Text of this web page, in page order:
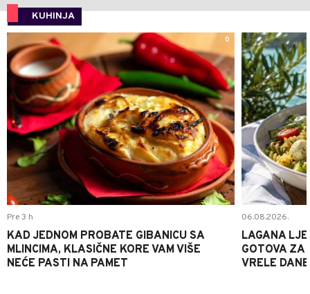
KUHINJA
0
Pre 3 h
KAD JEDNOM PROBATE GIBANICU SA
MLINCIMA, KLASIČNE KORE VAM VIŠE
NEĆE PASTI NA PAMET
06.08.2026.
LAGANA
GOTOVA ZA
VRELE DANE